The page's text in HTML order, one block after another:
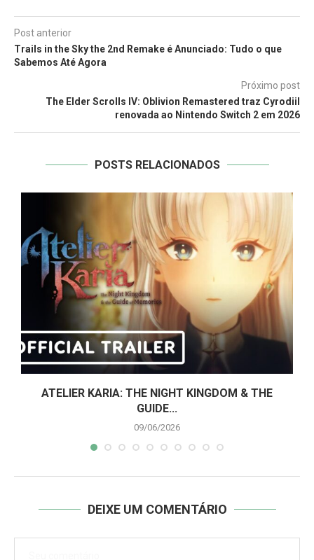
Post anterior
Trails in the Sky the 2nd Remake é Anunciado: Tudo o que
Sabemos Até Agora
Próximo post
The Elder Scrolls IV: Oblivion Remastered traz Cyrodiil
renovada ao Nintendo Switch 2 em 2026
POSTS RELACIONADOS
ATELIER KARIA: THE NIGHT KINGDOM & THE
GUIDE...
09/06/2026
DEIXE UM COMENTÁRIO